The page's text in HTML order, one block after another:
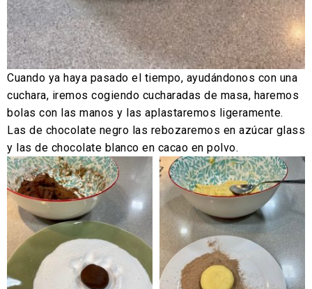
Cuando ya haya pasado el tiempo, ayudándonos con una
cuchara, iremos cogiendo cucharadas de masa, haremos
bolas con las manos y las aplastaremos ligeramente.
Las de chocolate negro las rebozaremos en azúcar glass
y las de chocolate blanco en cacao en polvo.